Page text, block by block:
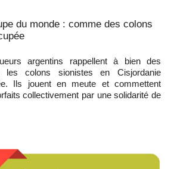
du monde : comme des colons
argentins rappellent à bien des
les colons sionistes en Cisjordanie
Ils jouent en meute et commettent
collectivement par une solidarité de